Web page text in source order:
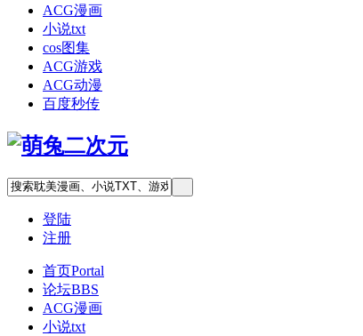
ACG漫画
小说txt
cos图集
ACG游戏
ACG动漫
百度秒传
登陆
注册
首页Portal
论坛BBS
ACG漫画
小说txt